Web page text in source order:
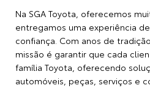
Na SGA Toyota, oferecemos
entregamos uma experiência
confiança. Com anos de
missão é garantir que cada
família Toyota, oferecendo
automóveis, peças, serviços e